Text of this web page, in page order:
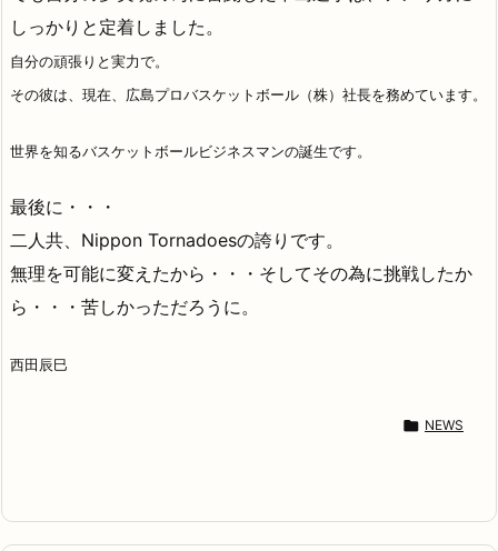
しっかりと定着しました。
自分の頑張りと実力で。
その彼は、現在、広島プロバスケットボール（株）社長を務めています。
世界を知るバスケットボールビジネスマンの誕生です。
最後に・・・
二人共、Nippon Tornadoesの誇りです。
無理を可能に変えたから・・・そしてその為に挑戦したか
ら・・・苦しかっただろうに。
西田辰巳
 NEWS